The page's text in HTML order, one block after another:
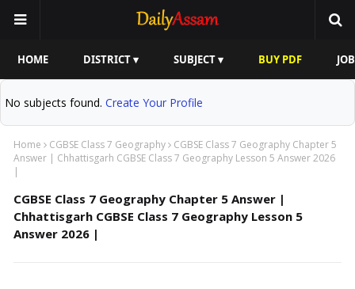
HOME DISTRICT ▾ SUBJECT ▾ BUY PDF
No subjects found. Create Your Profile
Home CGBSE Class 7 Geography
CGBSE Class 7 Geography Chapter 5
Answer | Chhattisgarh CGBSE Class 7 Geography Lesson 5 Answer 2026
|
CGBSE Class 7 Geography Chapter 5 Answer |
Chhattisgarh CGBSE Class 7 Geography Lesson 5
Answer 2026 |